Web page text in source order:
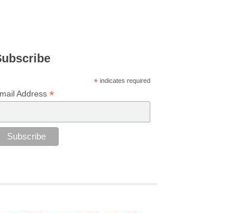
*indicates required
Address *